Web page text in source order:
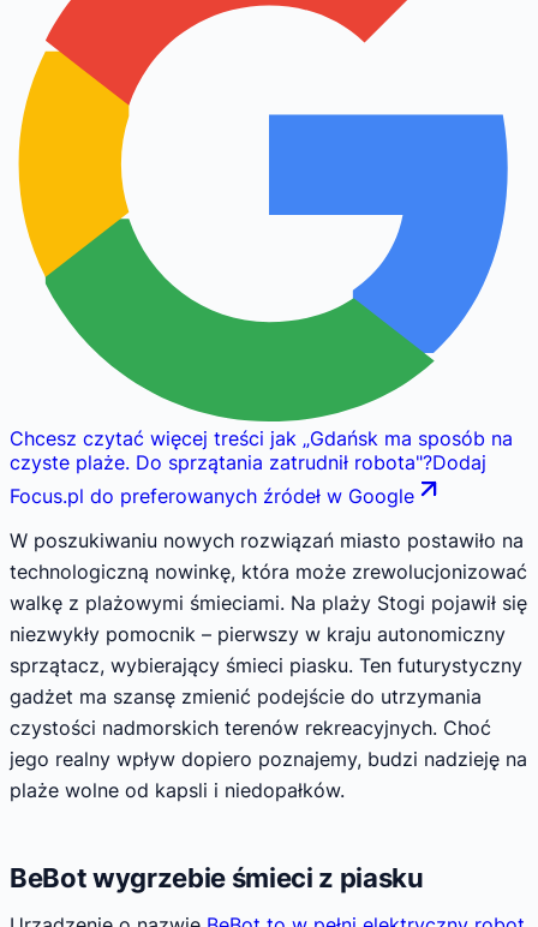
Chcesz czytać więcej treści jak „Gdańsk ma sposób na
czyste plaże. Do sprzątania zatrudnił robota"?Dodaj
Focus.pl do preferowanych źródeł w Google
W poszukiwaniu nowych rozwiązań miasto postawiło na
technologiczną nowinkę, która może zrewolucjonizować
walkę z plażowymi śmieciami. Na plaży Stogi pojawił się
niezwykły pomocnik – pierwszy w kraju autonomiczny
sprzątacz, wybierający śmieci piasku. Ten futurystyczny
gadżet ma szansę zmienić podejście do utrzymania
czystości nadmorskich terenów rekreacyjnych. Choć
jego realny wpływ dopiero poznajemy, budzi nadzieję na
plaże wolne od kapsli i niedopałków.
BeBot wygrzebie śmieci z piasku